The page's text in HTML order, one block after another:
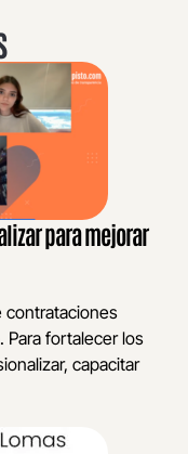
para mejorar
contrataciones
Para fortalecer los
capacitar